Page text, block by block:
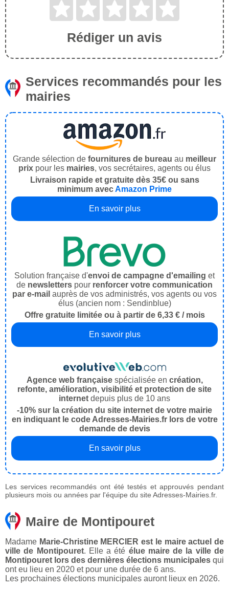
Rédiger un avis
Services recommandés pour les
mairies
Grande sélection de fournitures de bureau au meilleur
prix pour les mairies, vos secrétaires, agents ou élus
Livraison rapide et gratuite dès 35€ ou sans
minimum avecAmazon Prime
En savoir plus
Solution française d'envoi de campagne d'emailing et
de newsletters pour renforcer votre communication
par e-mail auprès de vos administrés, vos agents ou vos
élus (ancien nom : Sendinblue)
Offre gratuite limitée ou à partir de 6,33 € / mois
En savoir plus
Agence web françaisespécialisée en création,
refonte, amélioration, visibilité et protection de site
internet depuis plus de 10 ans
-10% sur la création du site internet de votre mairie
en indiquant le code Adresses-Mairies.fr lors de votre
demande de devis
En savoir plus
Les services recommandés ont été testés et approuvés pendant
plusieurs mois ou années par l'équipe du site Adresses-Mairies.fr.
Maire de Montipouret
Madame Marie-Christine MERCIER est le maire actuel de
ville de Montipouret. Elle a été élue maire de la ville de
Montipouret lors des dernières élections municipales qui
ont eu lieu en 2020 et pour une durée de 6 ans.
Les prochaines élections municipales auront lieux en 2026.